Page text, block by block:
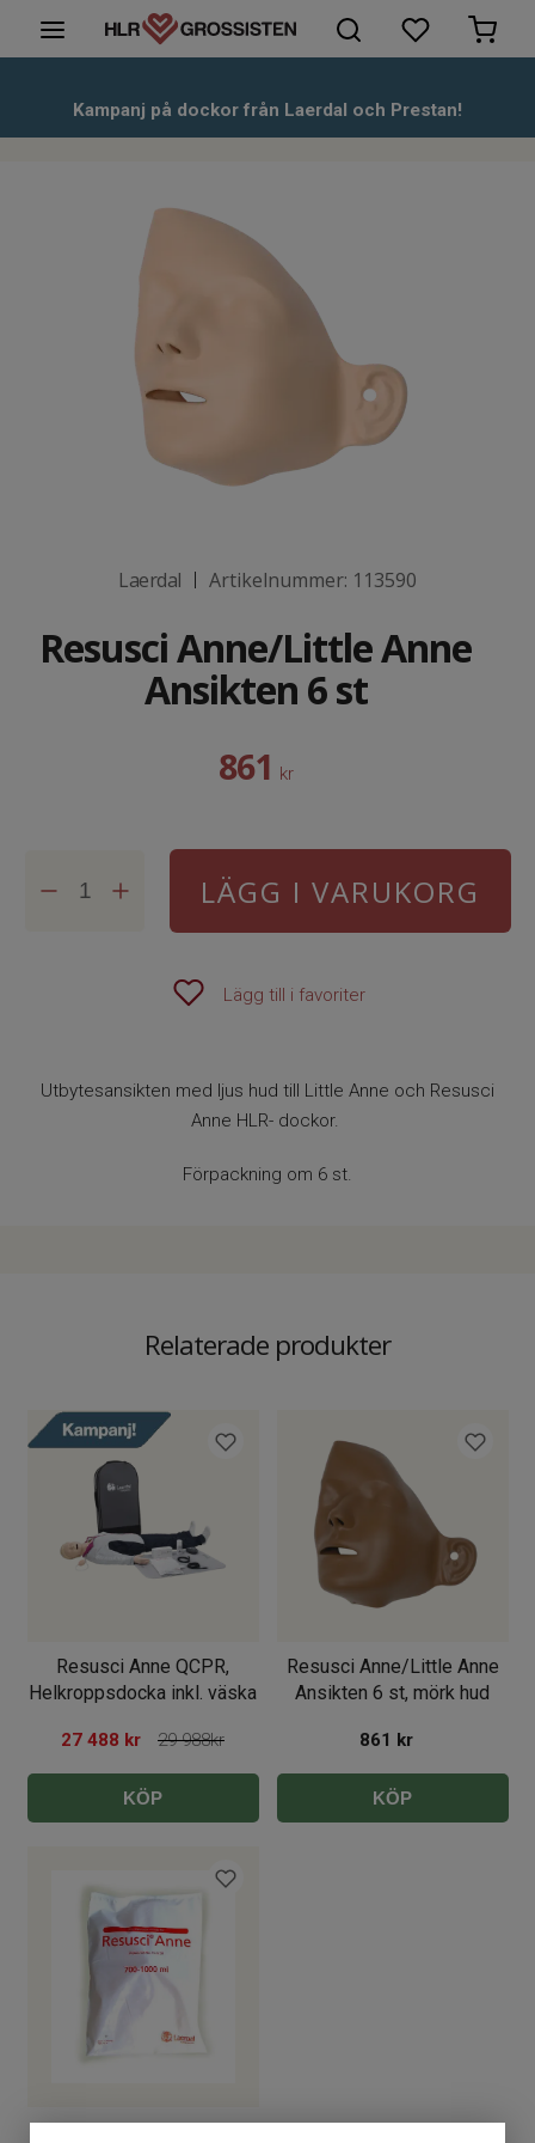
HLR-Dockor
Hjärtstartare & tillbehör
Kampanj på dockor från Laerdal och Prestan!
Laerdal | Artikelnummer: 113590
Resusci Anne/Little Anne
Ansikten 6 st
861 kr
LÄGG I VARUKORG
Lägg till i favoriter
Utbytesansikten med ljus hud till Little Anne och Resusci
Anne HLR- dockor.
Förpackning om 6 st.
Relaterade produkter
Resusci Anne QCPR,
Helkroppsdocka inkl. väska
27 488 kr 29 988kr
KÖP
Resusci Anne/Little Anne
Ansikten 6 st, mörk hud
861 kr
KÖP